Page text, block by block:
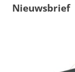
Nieuwsbrief